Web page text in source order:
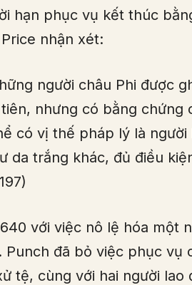
hạn phục vụ kết thúc
nhận xét:
người châu Phi được
nhưng có bằng chứng
có vị thế pháp lý là
da trắng khác, đủ điều
với việc nô lệ hóa một
đã bỏ việc phục vụ
tệ, cùng với hai người lao